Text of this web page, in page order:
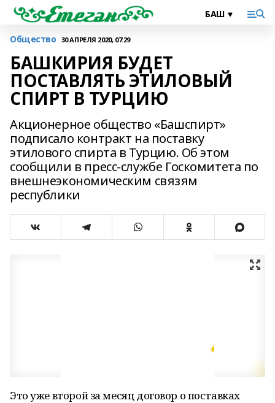
Общество 30 АПРЕЛЯ 2020, 07:29
БАШКИРИЯ БУДЕТ
ПОСТАВЛЯТЬ ЭТИЛОВЫЙ
СПИРТ В ТУРЦИЮ
Акционерное общество «Башспирт»
подписало контракт на поставку
этилового спирта в Турцию. Об этом
сообщили в пресс-службе Госкомитета по
внешнеэкономическим связям
республики
Это уже второй за месяц договор о поставках